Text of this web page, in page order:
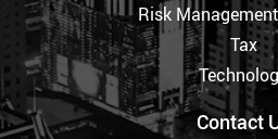
Risk
Tax
Contact